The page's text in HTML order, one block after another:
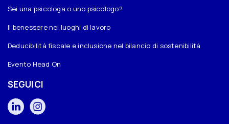
Sei una psicologa o uno psicologo?
Il benessere nei luoghi di lavoro
Deducibilità fiscale e inclusione nel bilancio di sostenibilità
Evento Head On
SEGUICI